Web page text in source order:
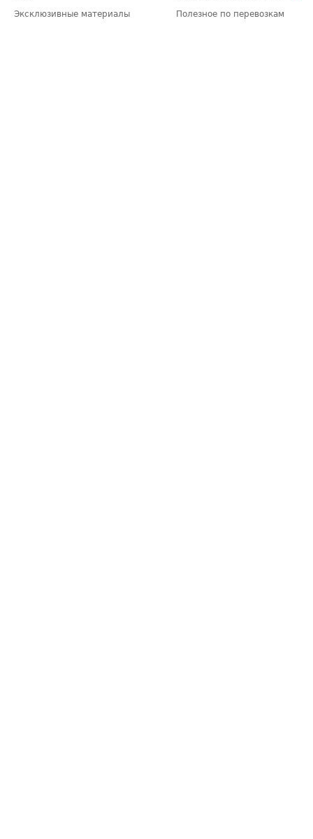
Эксклюзивные материалы
Полезное по перевозкам